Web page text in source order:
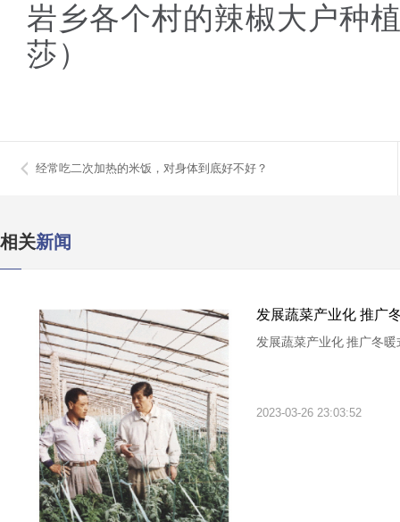
岩乡各个村的辣椒大户种
莎）
经常吃二次加热的米饭，对身体到底好不好？
相关新闻
发展蔬菜产业化 推广
发展蔬菜产业化 推广冬
2023-03-26 23:03:52